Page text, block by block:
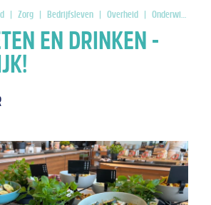
| Zorg | Bedrijfsleven | Overheid | Onderwijs
EN DRINKEN -